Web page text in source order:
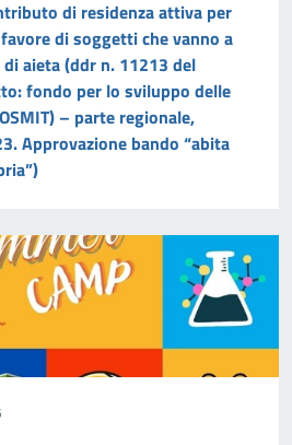
di residenza attiva per
di soggetti che vanno a
aieta (ddr n. 11213 del
fondo per lo sviluppo delle
– parte regionale,
Approvazione bando “abita